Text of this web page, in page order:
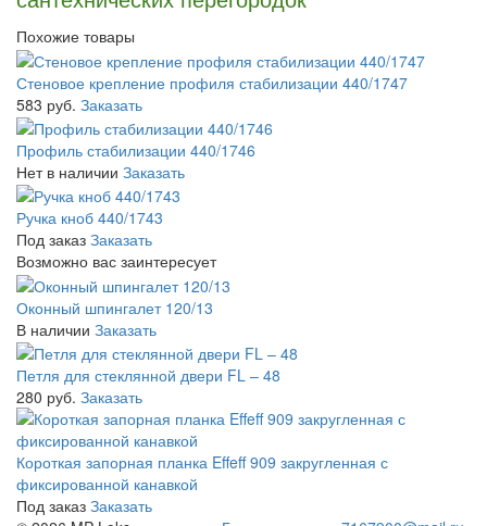
Похожие товары
Стеновое крепление профиля стабилизации 440/1747
583 руб. Заказать
Профиль стабилизации 440/1746
Нет в наличии Заказать
Ручка кноб 440/1743
Под заказ Заказать
Возможно вас заинтересует
Оконный шпингалет 120/13
В наличии Заказать
Петля для стеклянной двери FL – 48
280 руб. Заказать
Короткая запорная планка Effeff 909 закругленная с
фиксированной канавкой
Под заказ Заказать